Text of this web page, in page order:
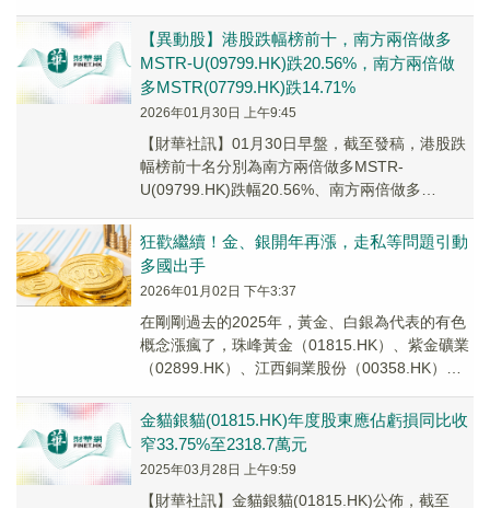
【異動股】港股跌幅榜前十，南方兩倍做多
MSTR-U(09799.HK)跌20.56%，南方兩倍做
多MSTR(07799.HK)跌14.71%
2026年01月30日 上午9:45
【財華社訊】01月30日早盤，截至發稿，港股跌
幅榜前十名分別為南方兩倍做多MSTR-
U(09799.HK)跌幅20.56%、南方兩倍做多
狂歡繼續！金、銀開年再漲，走私等問題引動
多國出手
2026年01月02日 下午3:37
在剛剛過去的2025年，黃金、白銀為代表的有色
概念漲瘋了，珠峰黃金（01815.HK）、紫金礦業
（02899.HK）、江西銅業股份（00358.HK）、
金貓銀貓(01815.HK)年度股東應佔虧損同比收
窄33.75%至2318.7萬元
2025年03月28日 上午9:59
【財華社訊】金貓銀貓(01815.HK)公佈，截至